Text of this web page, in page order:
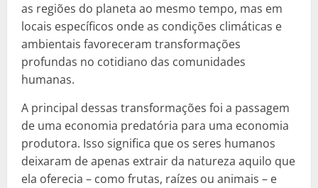
as regiões do planeta ao mesmo tempo, mas em
locais específicos onde as condições climáticas e
ambientais favoreceram transformações
profundas no cotidiano das comunidades
humanas.
A principal dessas transformações foi a passagem
de uma economia predatória para uma economia
produtora. Isso significa que os seres humanos
deixaram de apenas extrair da natureza aquilo que
ela oferecia – como frutas, raízes ou animais – e